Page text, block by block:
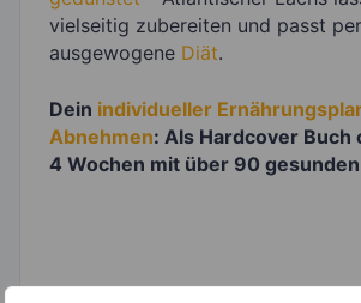
vielseitig zubereiten und passt
ausgewogene Diät.
Dein individueller
Abnehmen: Als Hardcover Buch
4 Wochen mit über 90